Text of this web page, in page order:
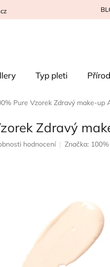
Typ pleti
Pure Vzorek Zdravý make-up
Zdravý
hodnocení Značka: